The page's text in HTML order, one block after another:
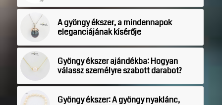
A gyöngy ékszer, a mindennapok
eleganciájának kísérője
Gyöngy ékszer ajándékba: Hogyan
válassz személyre szabott darabot?
Gyöngy ékszer: A gyöngy nyaklánc,